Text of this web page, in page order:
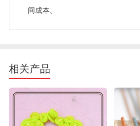
间成本。
相关产品